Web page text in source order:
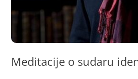
Meditacije o sudaru